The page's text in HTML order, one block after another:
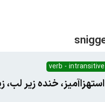
verb - intransitive
خنده زیر